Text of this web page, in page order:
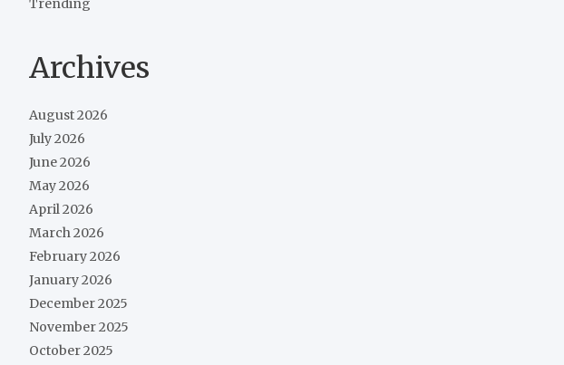
Trending
Archives
August 2026
July 2026
June 2026
May 2026
April 2026
March 2026
February 2026
January 2026
December 2025
November 2025
October 2025